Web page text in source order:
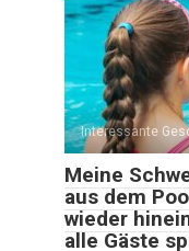
Interessante
Meine
aus dem
wieder
alle Gäste